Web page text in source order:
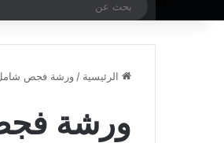
الرئيسية / ورشة فجص شامل
ورشة